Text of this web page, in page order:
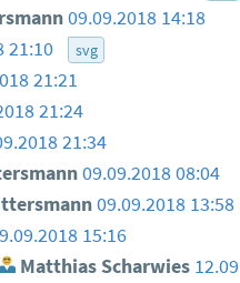
09.09.2018 14:18
21:10 svg
21:21
21:24
21:34
09.09.2018 08:04
09.09.2018 13:58
15:16
Matthias Scharwies